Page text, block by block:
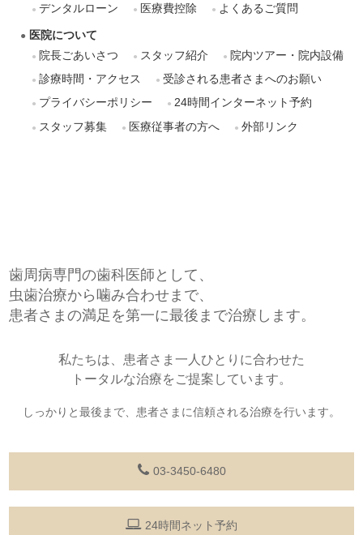
デンタルローン
医療費控除 よくあるご質問
医院について
院長ごあいさつ
スタッフ紹介
院内ツアー・院内設備
診療時間・アクセス
受診される患者さまへのお願い
プライバシーポリシー
24時間インターネット予約
スタッフ募集
医療従事者の方へ 外部リンク
歯周病専門の歯科医師として、
虫歯治療から噛み合わせまで、
患者さまの満足を第一に最後まで治療します。
私たちは、患者さま一人ひとりに合わせた
トータルな治療をご提案しています。
しっかりと最後まで、患者さまに信頼される治療を行います。
03-3450-6480
24時間ネット予約